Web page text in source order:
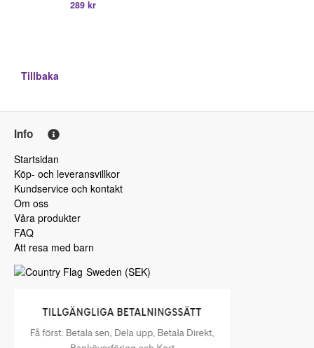
289 kr
Tillbaka
Info
Startsidan
Köp- och leveransvillkor
Kundservice och kontakt
Om oss
Våra produkter
FAQ
Att resa med barn
Sweden (SEK)